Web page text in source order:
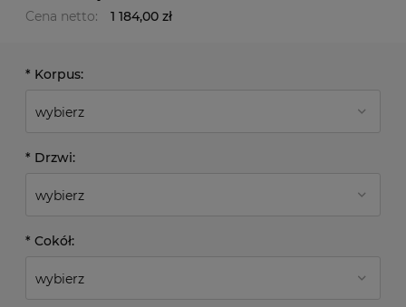
Cena netto: 1 184,00 zł
* Korpus:
* Drzwi:
* Cokół: